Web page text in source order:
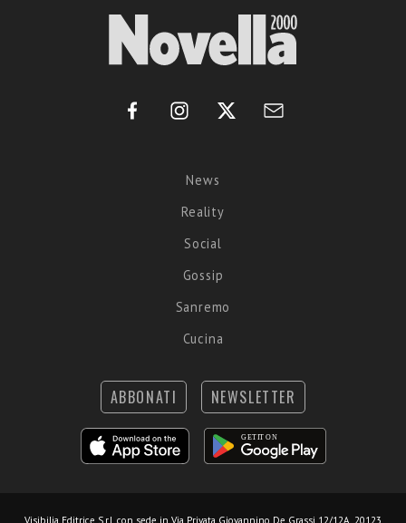
News
Reality
Social
Gossip
Sanremo
Cucina
ABBONATI NEWSLETTER